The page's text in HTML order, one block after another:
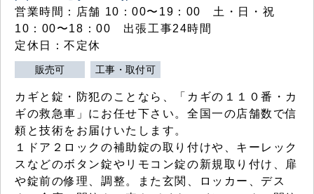
営業時間：店舗 10：00〜19：00 土・日・祝
10：00〜18：00 出張工事24時間
定休日：不定休
販売可 工事・取付可
カギと錠・防犯のことなら、「カギの１１０番・カ
ギの救急車」にお任せ下さい。全国一の店舗数で信
頼と技術をお届けいたします。
１ドア２ロックの補助錠の取り付けや、キーレック
スなどのボタン錠やリモコン錠の新規取り付け、扉
や錠前の修理、調整。また玄関、ロッカー、デス